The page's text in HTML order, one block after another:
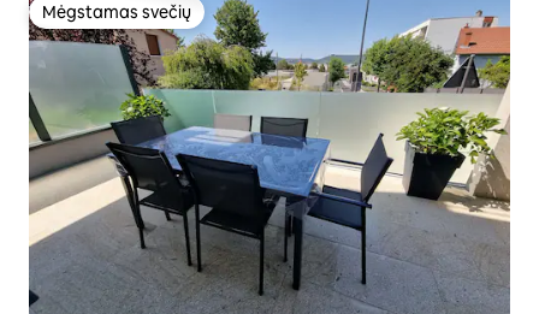
Mėgstamas svečių
Mėgstamas svečių